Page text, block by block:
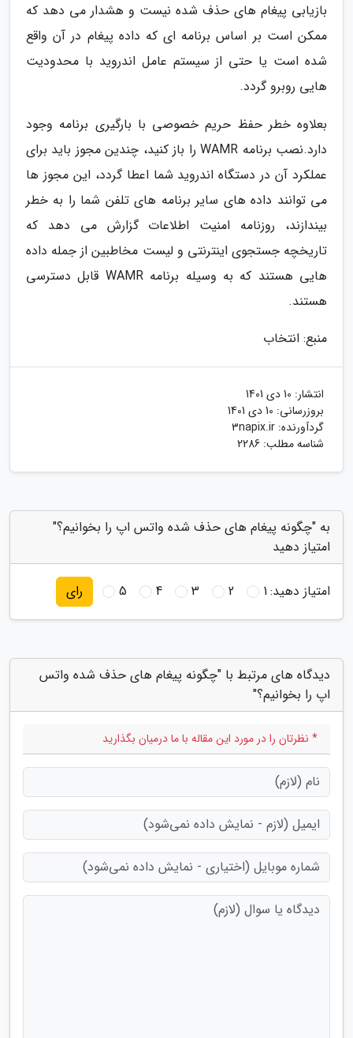
بازیابی پیغام های حذف شده نیست و هشدار می دهد که
ممکن است بر اساس برنامه ای که داده پیغام در آن واقع
شده است یا حتی از سیستم عامل اندروید با محدودیت
هایی روبرو گردد.
بعلاوه خطر حفظ حریم خصوصی با بارگیری برنامه وجود
دارد.نصب برنامه WAMR را باز کنید، چندین مجوز باید برای
عملکرد آن در دستگاه اندروید شما اعطا گردد، این مجوز ها
می توانند داده های سایر برنامه های تلفن شما را به خطر
بیندازند، روزنامه امنیت اطلاعات گزارش می دهد که
تاریخچه جستجوی اینترنتی و لیست مخاطبین از جمله داده
هایی هستند که به وسیله برنامه WAMR قابل دسترسی
هستند.
منبع: انتخاب
انتشار: 10 دی 1401
بروزرسانی: 10 دی 1401
گردآورنده: 3napix.ir
شناسه مطلب: 2286
به "چگونه پیغام های حذف شده واتس اپ را بخوانیم؟"
امتیاز دهید
امتیاز دهید:1
2
3
4
5 رای
دیدگاه های مرتبط با "چگونه پیغام های حذف شده واتس
اپ را بخوانیم؟"
* نظرتان را در مورد این مقاله با ما درمیان بگذارید